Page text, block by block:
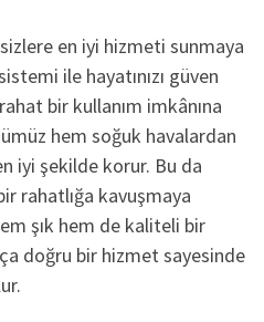
en iyi hizmeti sunmaya
ile hayatınızı güven
bir kullanım imkânına
hem soğuk havalardan
iyi şekilde korur. Bu da
rahatlığa kavuşmaya
şık hem de kaliteli bir
doğru bir hizmet sayesinde